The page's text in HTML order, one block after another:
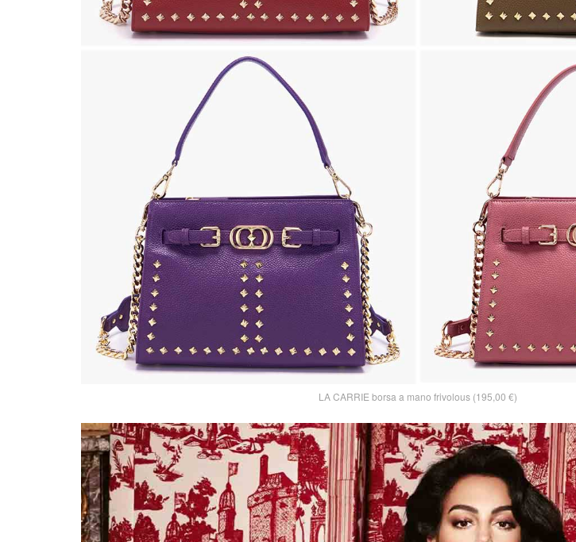
LA CARRIE borsa a mano frivolous (195,00 €)